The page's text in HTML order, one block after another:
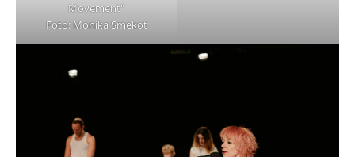
Movement"
Foto: Monika Smekot